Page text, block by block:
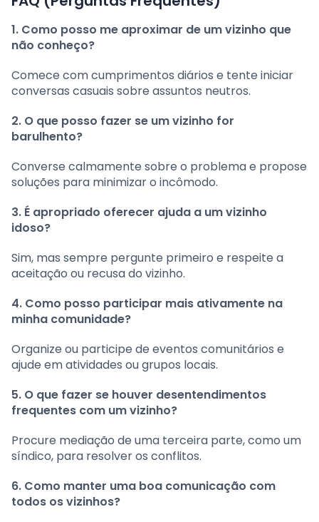
1. Como posso me aproximar de um vizinho que
não conheço?
Comece com cumprimentos diários e tente iniciar
conversas casuais sobre assuntos neutros.
2. O que posso fazer se um vizinho for
barulhento?
Converse calmamente sobre o problema e propose
soluções para minimizar o incômodo.
3. É apropriado oferecer ajuda a um vizinho
idoso?
Sim, mas sempre pergunte primeiro e respeite a
aceitação ou recusa do vizinho.
4. Como posso participar mais ativamente na
minha comunidade?
Organize ou participe de eventos comunitários e
ajude em atividades ou grupos locais.
5. O que fazer se houver desentendimentos
frequentes com um vizinho?
Procure mediação de uma terceira parte, como um
síndico, para resolver os conflitos.
6. Como manter uma boa comunicação com
todos os vizinhos?